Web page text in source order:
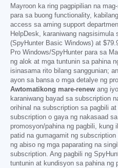
Mayroon ka ring pagpipilian na
para sa buong functionality,
access sa aming support
HelpDesk, karaniwang nagsisimula
(SpyHunter Basic Windows) at
Pro Windows/SpyHunter para sa
ng alok at mga tuntunin sa pahina
isinasama rito bilang sanggunian;
ayon sa bansa o mga detalye ng
Awtomatikong mare-renew ang
karaniwang bayad sa subscription
orihinal na subscription sa pagbili
subscription o gaya ng nakasaad
promosyon/pahina ng pagbili, kung
patid na gumagamit ng
ng abiso ng mga paparating na
subscription. Ang pagbili ng
tuntunin at kundisyon sa pahina ng